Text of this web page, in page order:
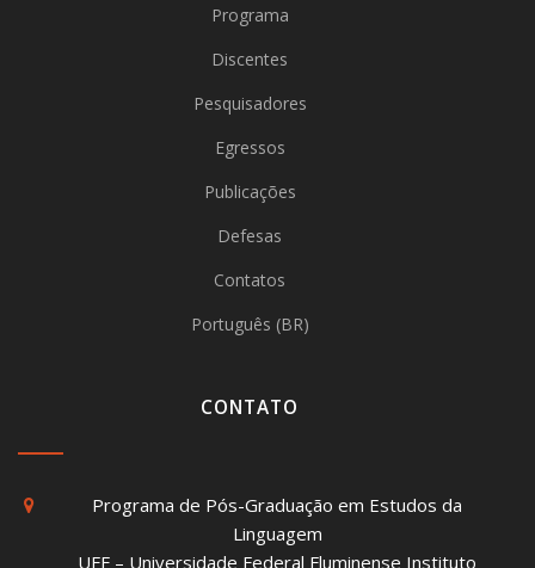
Programa
Discentes
Pesquisadores
Egressos
Publicações
Defesas
Contatos
Português (BR)
CONTATO
Programa de Pós-Graduação em Estudos da
Linguagem
UFF – Universidade Federal Fluminense Instituto